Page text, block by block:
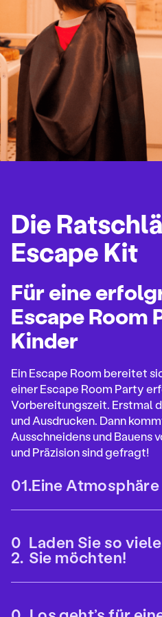
Die
Escape Kit
Für eine
Escape Room
Kinder
Ein Escape Room bereitet
einer Escape Room Party
Vorbereitungszeit. Erstmal
und Ausdrucken. Dann
Ausschneidens und Bauens
und Präzision sind gefragt!
O
u
r
i
r
l
c
Eine
O
v
Laden Sie so
Sie möchten!